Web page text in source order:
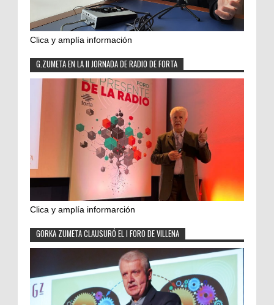
Clica y amplía información
G.ZUMETA EN LA II JORNADA DE RADIO DE FORTA
Clica y amplía informarción
GORKA ZUMETA CLAUSURÓ EL I FORO DE VILLENA